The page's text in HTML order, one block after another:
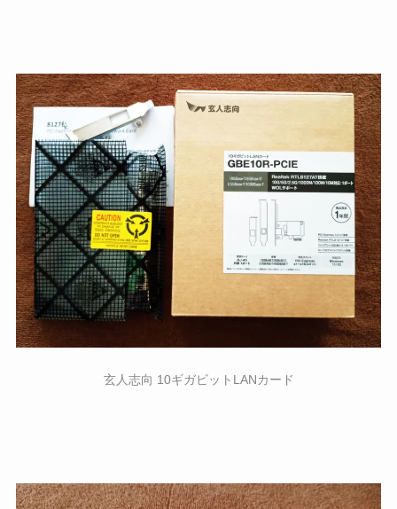
玄人志向 10ギガビットLANカード